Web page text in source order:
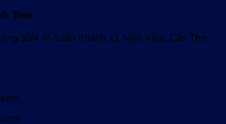
Tour
30/4, P. Xuân Khánh, Q. Ninh Kiều, Cần Thơ